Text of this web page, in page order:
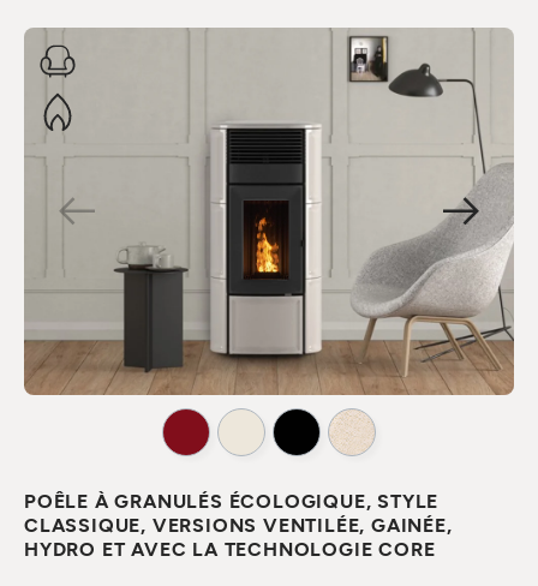
POÊLE À GRANULÉS ÉCOLOGIQUE, STYLE
CLASSIQUE, VERSIONS VENTILÉE, GAINÉE,
HYDRO ET AVEC LA TECHNOLOGIE CORE